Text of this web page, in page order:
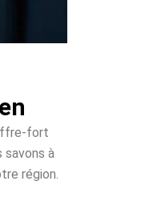
fort
savons à
région.